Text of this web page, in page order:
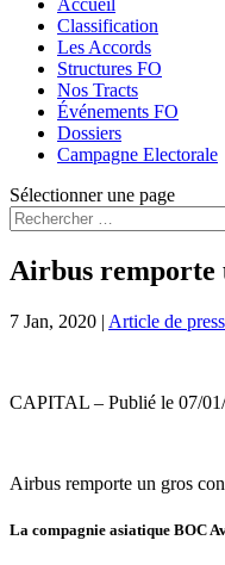
Accueil
Classification
Les Accords
Structures FO
Nos Tracts
Événements FO
Dossiers
Campagne Electorale
Sélectionner une page
Airbus remporte
7 Jan, 2020 | Article de
CAPITAL – Publié le 07/
Airbus remporte un gros
La compagnie asiatique BOC